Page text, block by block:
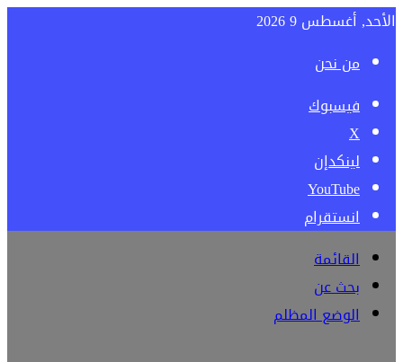
الأحد, أغسطس 9 2026
من نحن
فيسبوك
‫X
لينكدإن
‫YouTube
انستقرام
القائمة
بحث عن
الوضع المظلم